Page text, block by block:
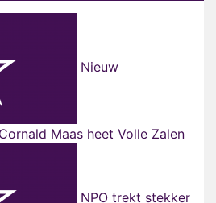
Nieuw
Maas heet Volle Zalen
NPO trekt stekker